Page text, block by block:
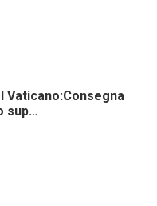
Vaticano:Consegna
sup…